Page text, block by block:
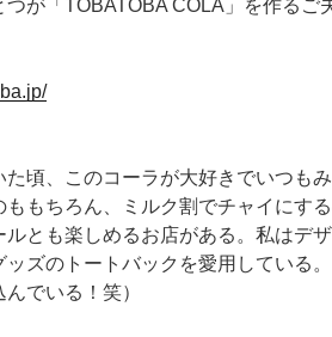
つが「TOBATOBA COLA」を作るご
頃、このコーラが大好きでいつもみ
ももちろん、ミルク割でチャイにす
ルとも楽しめるお店がある。私はデ
ッズのトートバックを愛用している
でいる！笑）